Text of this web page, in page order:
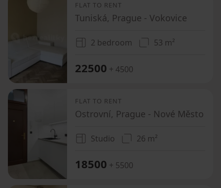
FLAT TO RENT
Tuniská, Prague - Vokovice
2 bedroom 53 m²
22500 + 4500
FLAT TO RENT
Ostrovní, Prague - Nové Město
Studio 26 m²
18500 + 5500